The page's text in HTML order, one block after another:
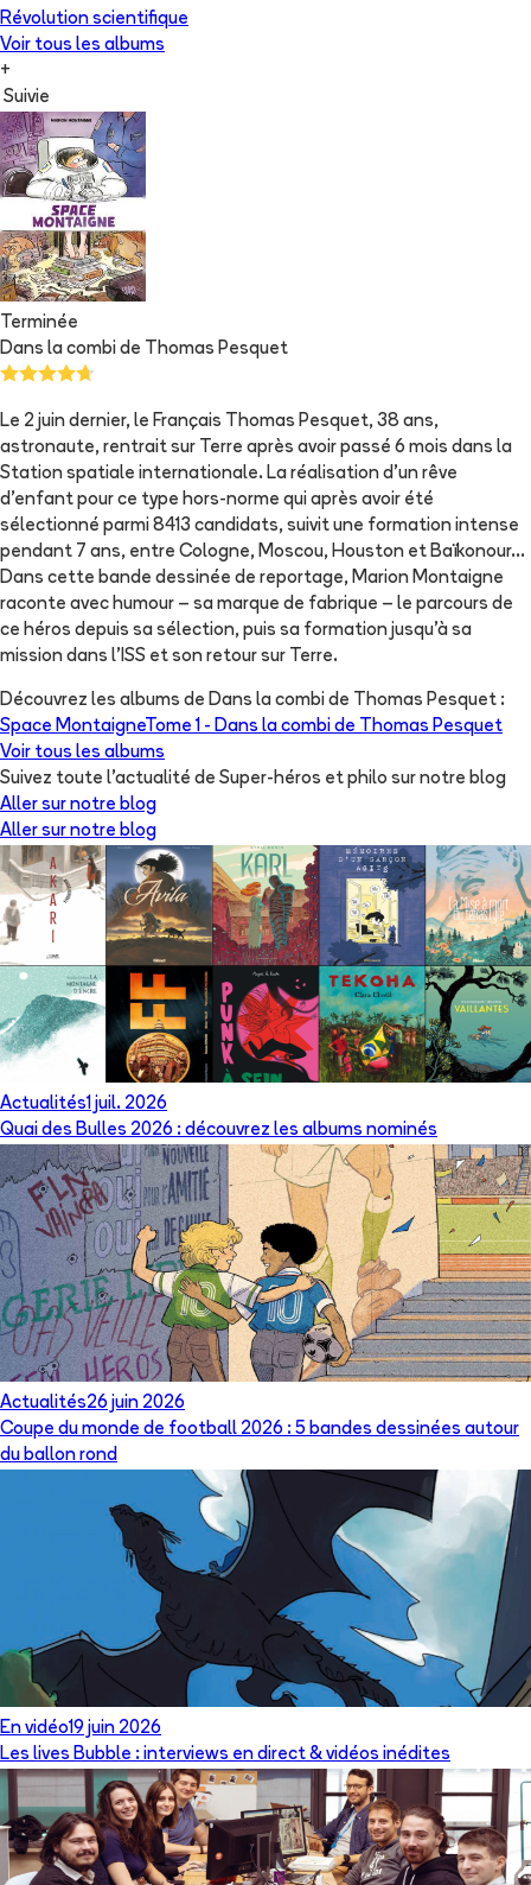
Révolution scientifique
Voir tous les albums
+
Suivie
Terminée
Dans la combi de Thomas Pesquet
Le 2 juin dernier, le Français Thomas Pesquet, 38 ans,
astronaute, rentrait sur Terre après avoir passé 6 mois dans la
Station spatiale internationale. La réalisation d'un rêve
d'enfant pour ce type hors-norme qui après avoir été
sélectionné parmi 8413 candidats, suivit une formation intense
pendant 7 ans, entre Cologne, Moscou, Houston et Baïkonour...
Dans cette bande dessinée de reportage, Marion Montaigne
raconte avec humour – sa marque de fabrique – le parcours de
ce héros depuis sa sélection, puis sa formation jusqu'à sa
mission dans l'ISS et son retour sur Terre.
Découvrez les albums de Dans la combi de Thomas Pesquet :
Space MontaigneTome 1 - Dans la combi de Thomas Pesquet
Voir tous les albums
Suivez toute l'actualité de Super-héros et philo sur notre blog
Aller sur notre blog
Aller sur notre blog
Actualités1 juil. 2026
Quai des Bulles 2026 : découvrez les albums nominés
Actualités26 juin 2026
Coupe du monde de football 2026 : 5 bandes dessinées autour
du ballon rond
En vidéo19 juin 2026
Les lives Bubble : interviews en direct & vidéos inédites